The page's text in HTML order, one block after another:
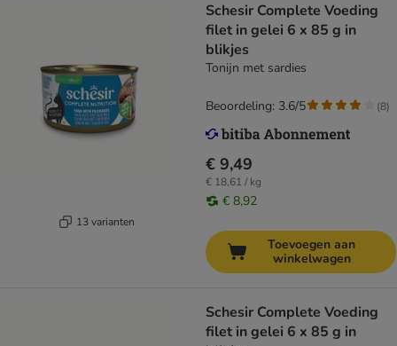
13 varianten
Schesir Complete Voeding
filet in gelei 6 x 85 g in
blikjes
Tonijn met sardies
€ 9,49
€ 18,61 / kg
€ 8,92
Beoordeling: 3.6/5 (8)
Toevoegen aan
winkelwagen
Schesir Complete Voeding
filet in gelei 6 x 85 g in